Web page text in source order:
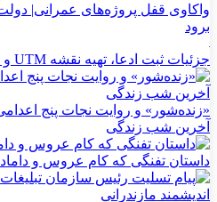
واکاوی قفل پروژه‌های عمرانی|
برود
جزئیات ثبت ادعا، تهیه نقشه UTM و ارائه مادر سند اعلام شد
«زنده‌شور» و روایت نجات پنج
آخرین شب زندگی
داستان تفنگی که کام عروس و داماد